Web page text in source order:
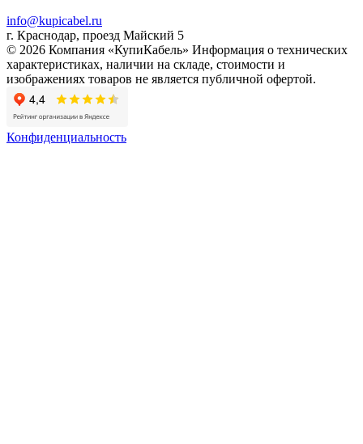
info@kupicabel.ru
г. Краснодар, проезд Майский 5
© 2026 Компания «КупиКабель» Информация о технических
характеристиках, наличии на складе, стоимости и
изображениях товаров не является публичной офертой.
Конфиденциальность